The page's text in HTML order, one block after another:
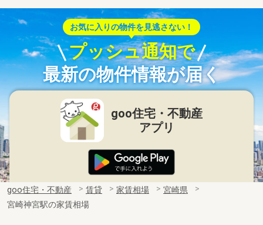
お気に入りの物件を見逃さない！
プッシュ通知で
最新の物件情報が届く
goo住宅・不動産
アプリ
goo住宅・不動産 賃貸 家賃相場
宮崎県
宮崎神宮駅の家賃相場